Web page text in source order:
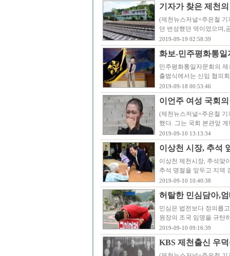
기자가 찾은 제천
(제천뉴스저널=주은철 기
던 번성했던 역이었으며,
2019-09-19 02:58:39
화보-민주평화통
민주평화통일자문회의
출범식에서는 신임 협의
2019-09-18 00:53:46
이언주 여성 국회
(제천뉴스저널=주은철 기
했다. 그는 국회 본관앞
2019-09-10 13:13:34
이상천 시장, 추석
이상천 제천시장, 추석맞
추석 명절을 앞두고 지역
2019-09-10 10:40:38
허탈한 민심담아,
민심은 법전보다 정의롭
원장의 조국 임명을 규탄
2019-09-10 09:16:39
KBS 제천출신 우